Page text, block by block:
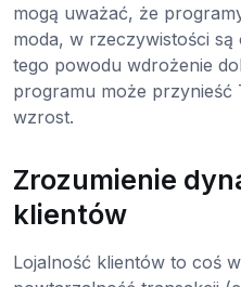
mogą uważać, że
moda, w rzeczywistości są
tego powodu wdrożenie
programu może przynieść
wzrost.
Zrozumienie
klientów
Lojalność klientów to coś